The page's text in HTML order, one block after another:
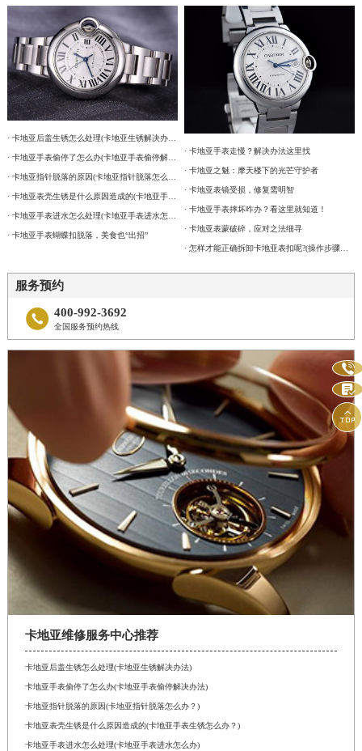
· 卡地亚后盖生锈怎么处理(卡地亚生锈解决办法)
· 卡地亚手表偷停了怎么办(卡地亚手表偷停解决办法)
· 卡地亚表壳生锈是什么原因造成的(卡地亚手表生锈怎么办？)
· 卡地亚手表进水怎么处理(卡地亚手表进水怎么办)
· 卡地亚手表蝴蝶扣脱落，美食也“出招”
· 卡地亚手表走慢？解决办法这里找
· 卡地亚之魅：摩天楼下的光芒守护者
· 卡地亚表镜受损，修复需明智
· 卡地亚手表摔坏咋办？看这里就知道！
· 卡地亚表蒙破碎，应对之法细寻
· 怎样才能正确拆卸卡地亚表扣呢?(操作步骤有哪些?)
服务预约
 400-992-3692
全国服务预约热线
卡地亚维修服务中心推荐
卡地亚后盖生锈怎么处理(卡地亚生锈解决办法)
卡地亚手表偷停了怎么办(卡地亚手表偷停解决办法)
卡地亚指针脱落的原因(卡地亚指针脱落怎么办？)
卡地亚表壳生锈是什么原因造成的(卡地亚手表生锈怎么办？)
卡地亚手表进水怎么处理(卡地亚手表进水怎么办)


